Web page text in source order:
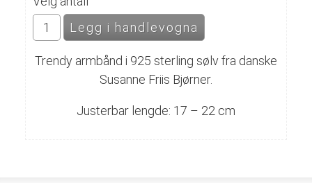
Trendy armbånd i 925 sterling sølv fra danske
Susanne Friis Bjørner.
Justerbar lengde: 17 – 22 cm